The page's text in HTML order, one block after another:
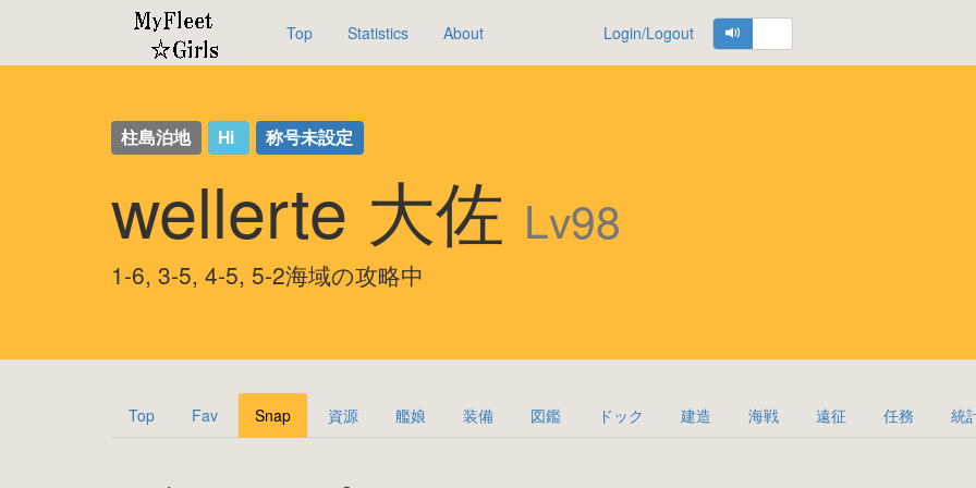
Top Statistics About Login/Logout
柱島泊地 Hi 称号未設定
wellerte 大佐 Lv98
1-6, 3-5, 4-5, 5-2海域の攻略中
Top Fav Snap 資源 艦娘 装備 図鑑 ドック 建造 海戦 遠征 任務 統